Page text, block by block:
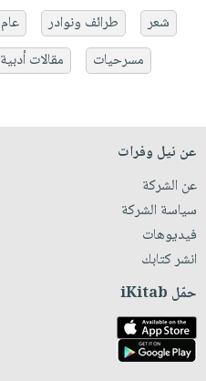
شعر
طرائف ونوادر عام
مسرحيات
مقالات أدبية
عن نيل وفرات
عن الشركة
سياسة الشركة
فيديوهات
انشر كتابك
حمّل iKitab